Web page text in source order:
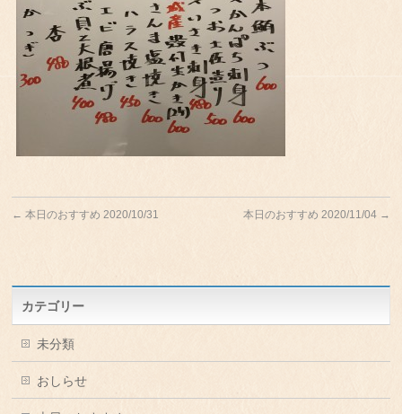
← 本日のおすすめ 2020/10/31 本日のおすすめ 2020/11/04 →
カテゴリー
未分類
おしらせ